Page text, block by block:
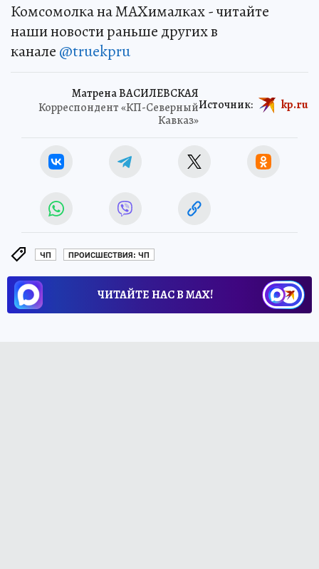
Комсомолка на MAXималках - читайте
наши новости раньше других в
канале @truekpru
Матрена ВАСИЛЕВСКАЯ
Корреспондент «КП-Северный
Кавказ»
Источник: kp.ru
ЧП ПРОИСШЕСТВИЯ: ЧП
ЧИТАЙТЕ НАС В МАХ!